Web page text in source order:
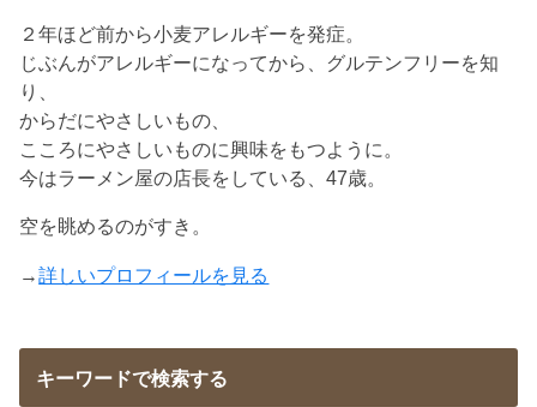
２年ほど前から小麦アレルギーを発症。
じぶんがアレルギーになってから、グルテンフリーを知
り、
からだにやさしいもの、
こころにやさしいものに興味をもつように。
今はラーメン屋の店長をしている、47歳。
空を眺めるのがすき。
→詳しいプロフィールを見る
キーワードで検索する